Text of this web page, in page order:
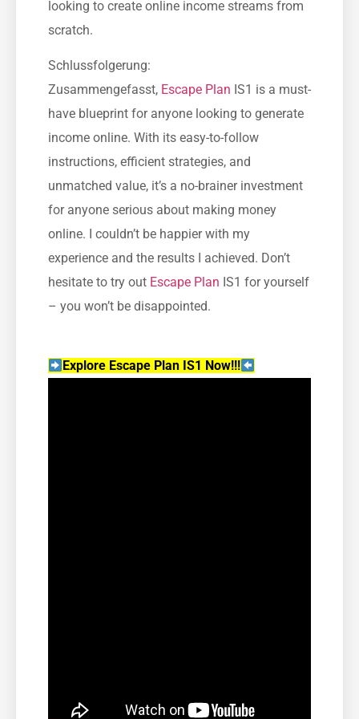
looking to create online income streams from
scratch.
Schlussfolgerung:
Zusammengefasst, Escape Plan IS1 is a must-
have blueprint for anyone looking to generate
income online. With its easy-to-follow
instructions, efficient strategies, and
unmatched value, it’s a no-brainer investment
for anyone serious about making money
online. I couldn’t be happier with my
experience and the results I achieved. Don’t
hesitate to try out Escape Plan IS1 for yourself
– you won’t be disappointed.
Explore Escape Plan IS1 Now!!!